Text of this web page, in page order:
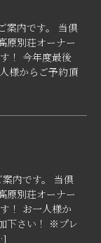
案内です。 当倶
原別荘オーナー
！ 今年度最後
様からご予約頂
内です。 当倶
原別荘オーナー
！ お一人様か
下さい！ ※プレ